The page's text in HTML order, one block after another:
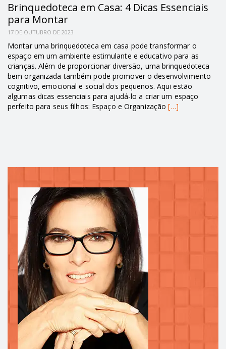
Brinquedoteca em Casa: 4 Dicas Essenciais
para Montar
17 DE OUTUBRO DE 2023
Montar uma brinquedoteca em casa pode transformar o
espaço em um ambiente estimulante e educativo para as
crianças. Além de proporcionar diversão, uma brinquedoteca
bem organizada também pode promover o desenvolvimento
cognitivo, emocional e social dos pequenos. Aqui estão
algumas dicas essenciais para ajudá-lo a criar um espaço
perfeito para seus filhos: Espaço e Organização[…]